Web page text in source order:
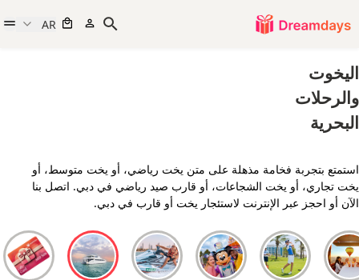
AR
اليخوت
والرحلات
البحرية
استمتع بتجربة فخامة مذهلة على متن يخت رياضي، أو يخت متوسط، أو
يخت تجاري، أو يخت الشجاعات، أو قارب صيد رياضي في دبي. اتصل بنا
الآن أو احجز عبر الإنترنت لاستئجار يخت أو قارب في دبي.